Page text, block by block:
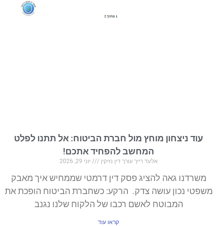
עוד ניצחון מוחץ מול חברת הביטוח: אל תתנו לפלט
המחשב להפחיד אתכם!
אלעד רייך עורך דין נזיקין יוני 29, 2026
משרדנו גאה להציג פסק דין דרמטי שממחיש איך מאבק
משפטי נכון עושה צדק. הרקע: כשחברת הביטוח הופכת את
המבוטח לאשם רכבו של הלקוח שלנו נגנב
קראו עוד